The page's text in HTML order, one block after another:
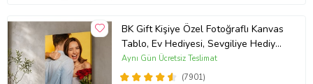
BK Gift Kişiye Özel Fotoğraflı Kanvas
Tablo, Ev Hediyesi, Sevgiliye Hediye,
Arkadaşa Hediye
(7901)
Aynı Gün Ücretsiz Teslimat